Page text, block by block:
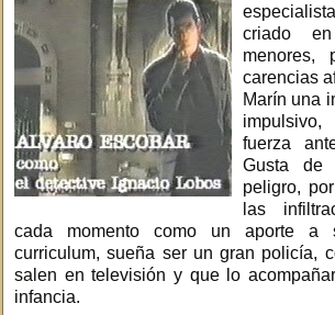
criado
menores,
carencias
Marín una
fuerza
Gusta de
peligro,
las
cada momento como un aporte
curriculum, sueña ser un gran policía,
salen en televisión y que lo
infancia.